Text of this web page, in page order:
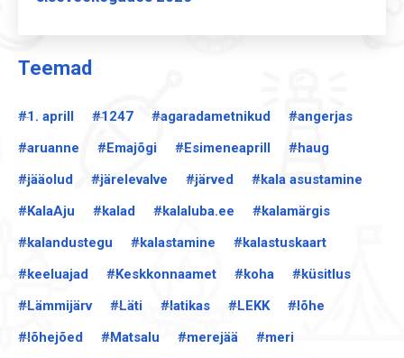
Teemad
#1. aprill #1247 #agaradametnikud
#angerjas
#aruanne
#Emajõgi #Esimeneaprill
#haug
#jääolud
#järelevalve #järved
#kala asustamine
#KalaAju
#kalad #kalaluba.ee
#kalamärgis
#kalandustegu
#kalastamine
#kalastuskaart
#keeluajad
#Keskkonnaamet #koha
#küsitlus
#Lämmijärv
#Läti #latikas #LEKK
#lõhe
#lõhejõed
#Matsalu #merejää
#meri